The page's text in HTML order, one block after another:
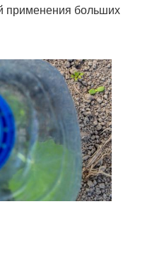
применения больших